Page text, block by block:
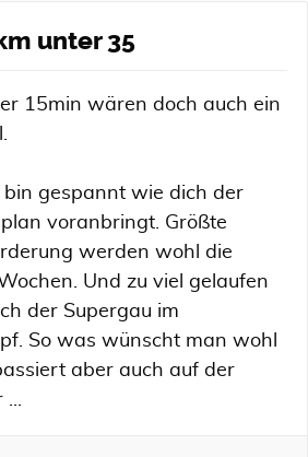
unter 35
15min wären doch auch ein
bin gespannt wie dich der
voranbringt. Größte
werden wohl die
Und zu viel gelaufen
der Supergau im
So was wünscht man wohl
aber auch auf der
...